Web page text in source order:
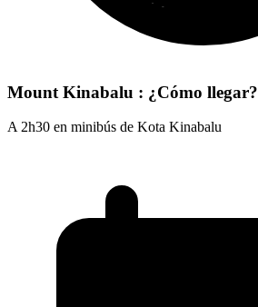
Mount Kinabalu : ¿Cómo llegar?
A 2h30 en minibús de Kota Kinabalu